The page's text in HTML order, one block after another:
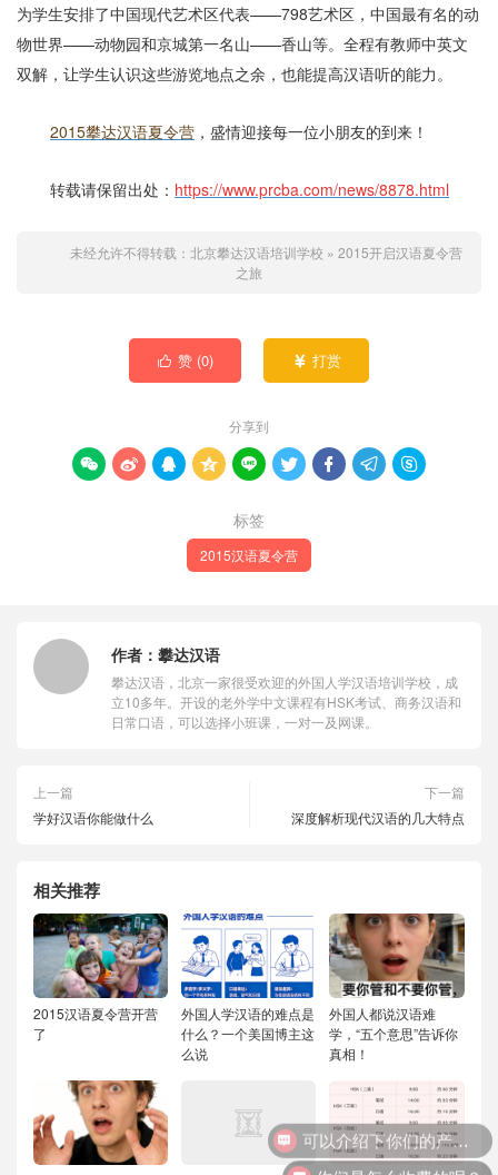
为学生安排了中国现代艺术区代表——798艺术区，中国最有名的动
物世界——动物园和京城第一名山——香山等。全程有教师中英文
双解，让学生认识这些游览地点之余，也能提高汉语听的能力。
2015攀达汉语夏令营 ，盛情迎接每一位小朋友的到来！
转载请保留出处： https://www.prcba.com/news/8878.html
未经允许不得转载： 北京攀达汉语培训学校 » 2015开启汉语夏令营
之旅
 赞 (0)  打赏
分享到
        
标签
2015汉语夏令营
作者： 攀达汉语
攀达汉语，北京一家很受欢迎的外国人学汉语培训学校，成
立10多年。开设的老外学中文课程有HSK考试、商务汉语和
日常口语，可以选择小班课，一对一及网课。
上一篇
学好汉语你能做什么
下一篇
深度解析现代汉语的几大特点
相关推荐
2015汉语夏令营开营
了
外国人学汉语的难点是
什么？一个美国博主这
么说
外国人都说汉语难
学，“五个意思”告诉你
真相！
可以介绍下你们的产品么？
你们是怎么收费的呢？